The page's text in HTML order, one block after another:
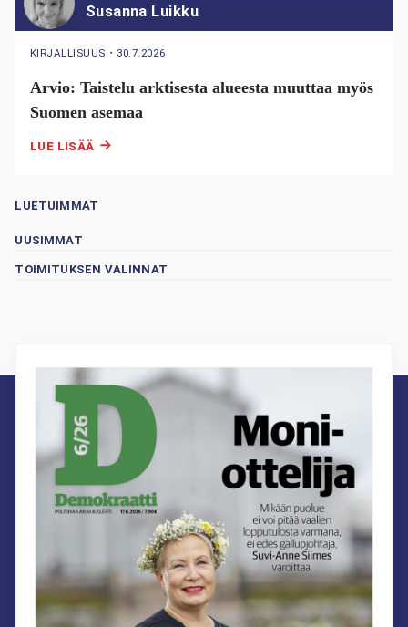
Susanna Luikku
KIRJALLISUUS ・ 30.7.2026
Arvio: Taistelu arktisesta alueesta muuttaa myös
Suomen asemaa
LUE LISÄÄ
LUETUIMMAT
UUSIMMAT
TOIMITUKSEN VALINNAT